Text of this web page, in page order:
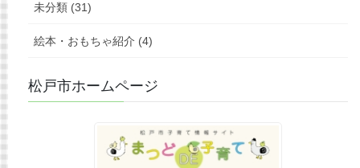
未分類 (31)
絵本・おもちゃ紹介 (4)
松戸市ホームページ